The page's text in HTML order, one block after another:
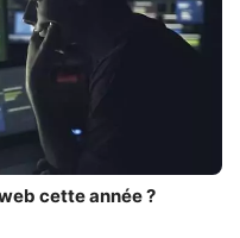
cette année ?